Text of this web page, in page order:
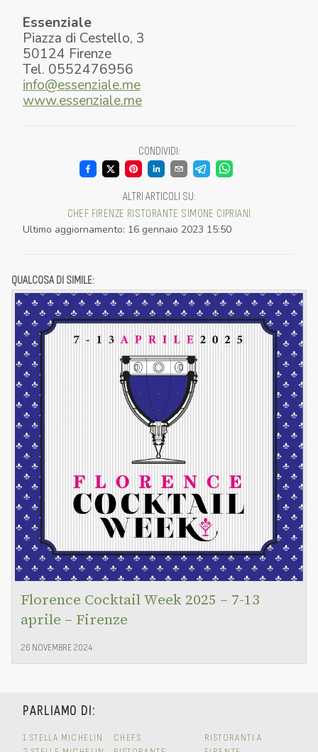
Essenziale
Piazza di Cestello, 3
50124 Firenze
Tel. 0552476956
info@essenziale.me
www.essenziale.me
CONDIVIDI:
ALTRI ARTICOLI SU:
CHEF FIRENZE RISTORANTE SIMONE CIPRIANI
Ultimo aggiornamento: 16 gennaio 2023 15:50
QUALCOSA DI SIMILE:
Florence Cocktail Week 2025 – 7-13
aprile – Firenze
26 NOVEMBRE 2024
PARLIAMO DI:
1 STELLA MICHELIN
CHEFS
RISTORANTI A